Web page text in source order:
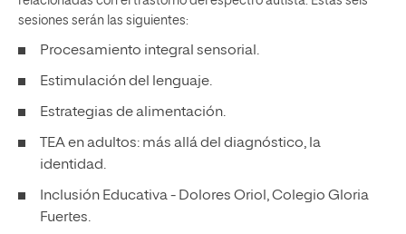
sesiones serán las siguientes:
Procesamiento integral sensorial.
Estimulación del lenguaje.
Estrategias de alimentación.
TEA en adultos: más allá del diagnóstico, la
identidad.
Inclusión Educativa - Dolores Oriol, Colegio Gloria
Fuertes.